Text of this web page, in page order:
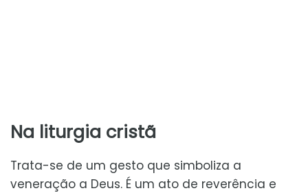
Na liturgia cristã
Trata-se de um gesto que simboliza a
veneração a Deus. É um ato de reverência e